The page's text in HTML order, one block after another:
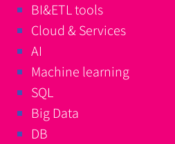
BI&ETL tools
Cloud & Services
AI
Machine learning
SQL
Big Data
DB